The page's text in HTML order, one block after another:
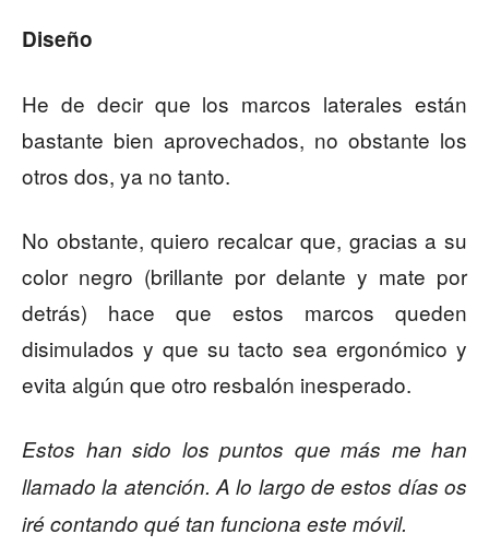
Diseño
He de decir que los marcos laterales están
bastante bien aprovechados, no obstante los
otros dos, ya no tanto.
No obstante, quiero recalcar que, gracias a su
color negro (brillante por delante y mate por
detrás) hace que estos marcos queden
disimulados y que su tacto sea ergonómico y
evita algún que otro resbalón inesperado.
Estos han sido los puntos que más me han
llamado la atención. A lo largo de estos días os
iré contando qué tan funciona este móvil.